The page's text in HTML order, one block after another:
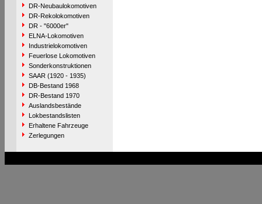
DR-Neubaulokomotiven
DR-Rekolokomotiven
DR - "6000er"
ELNA-Lokomotiven
Industrielokomotiven
Feuerlose Lokomotiven
Sonderkonstruktionen
SAAR (1920 - 1935)
DB-Bestand 1968
DR-Bestand 1970
Auslandsbestände
Lokbestandslisten
Erhaltene Fahrzeuge
Zerlegungen